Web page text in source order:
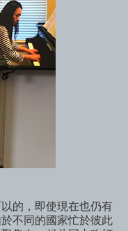
的，即使現在也仍有
不同的國家忙於彼此